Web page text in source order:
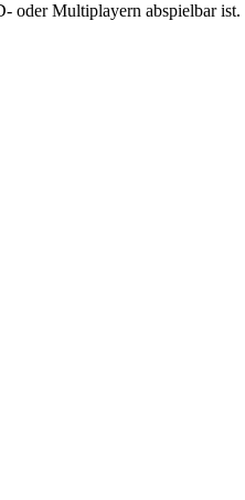
oder Multiplayern abspielbar ist.